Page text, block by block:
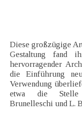
Diese großzügige
Gestaltung fand
hervorragender
die Einführung
Verwendung
etwa die Stelle
Brunelleschi und L.